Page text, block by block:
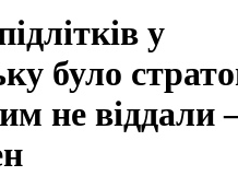
у
було
не